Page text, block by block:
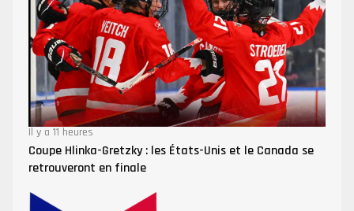
Il y a 11 heures
Coupe Hlinka-Gretzky : les États-Unis et le Canada se
retrouveront en finale